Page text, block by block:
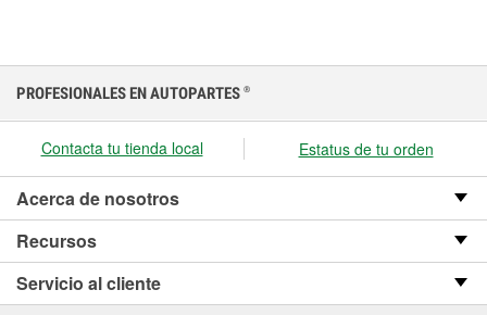
PROFESIONALES EN AUTOPARTES ®
Contacta tu tienda local Estatus de tu orden
Acerca de nosotros
Recursos
Servicio al cliente